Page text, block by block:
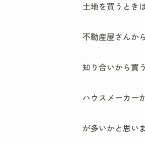
土地を買うとき
不動産屋さんか
知り合いから買
ハウスメーカー
が多いかと思い